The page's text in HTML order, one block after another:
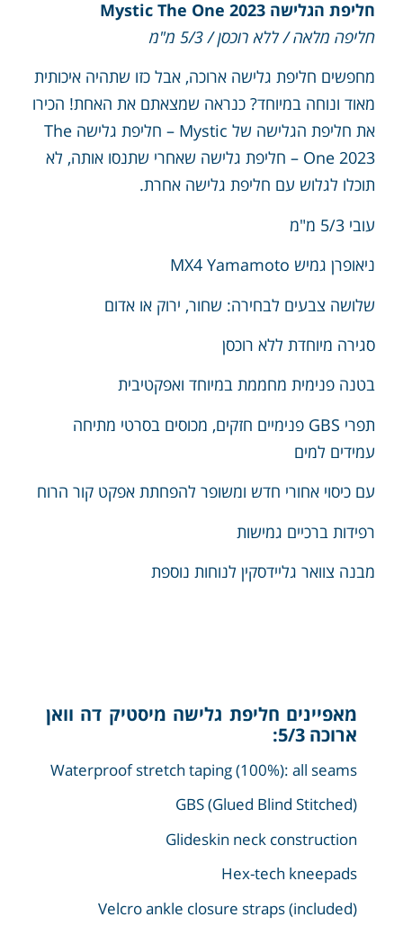
חליפת הגלישה Mystic The One 2023
חליפה מלאה / ללא רוכסן / 5/3 מ"מ
מחפשים חליפת גלישה ארוכה, אבל כזו שתהיה איכותית
מאוד ונוחה במיוחד? כנראה שמצאתם את האחת! הכירו
את חליפת הגלישה של Mystic – חליפת גלישה The
One 2023 – חליפת גלישה שאחרי שתנסו אותה, לא
תוכלו לגלוש עם חליפת גלישה אחרת.
עובי 5/3 מ"מ
ניאופרן גמיש MX4 Yamamoto
שלושה צבעים לבחירה: שחור, ירוק או אדום
סגירה מיוחדת ללא רוכסן
בטנה פנימית מחממת במיוחד ואפקטיבית
תפרי GBS פנימיים חזקים, מכוסים בסרטי מתיחה
עמידים למים
עםכיסוי אחורי חדש ומשופר להפחתת אפקט קור הרוח
רפידות ברכיים גמישות
מבנה צוואר גליידסקין לנוחות נוספת
מאפיינים חליפת גלישה מיסטיק דה וואן
ארוכה 5/3:
Waterproof stretch taping (100%): all seams
GBS (Glued Blind Stitched)
Glideskin neck construction
Hex-tech kneepads
Velcro ankle closure straps (included)